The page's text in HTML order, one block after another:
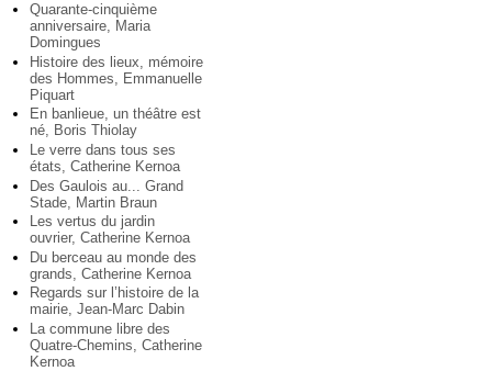
Quarante-cinquième
anniversaire, Maria
Domingues
Histoire des lieux, mémoire
des Hommes, Emmanuelle
Piquart
En banlieue, un théâtre est
né, Boris Thiolay
Le verre dans tous ses
états, Catherine Kernoa
Des Gaulois au... Grand
Stade, Martin Braun
Les vertus du jardin
ouvrier, Catherine Kernoa
Du berceau au monde des
grands, Catherine Kernoa
Regards sur l’histoire de la
mairie, Jean-Marc Dabin
La commune libre des
Quatre-Chemins, Catherine
Kernoa